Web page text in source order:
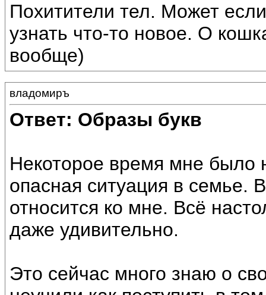
Похитители тел. Может
узнать что-то новое. О
вообще)
владомиръ
Ответ: Образы букв
Некоторое время мне было
опасная ситуация в семье.
относится ко мне. Всё
даже удивительно.
Это сейчас много знаю о